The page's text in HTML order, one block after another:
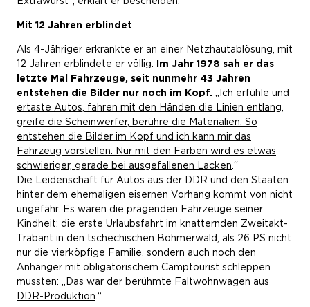
Mit 12 Jahren erblindet
Als 4-Jähriger erkrankte er an einer Netzhautablösung, mit
12 Jahren erblindete er völlig. Im Jahr 1978 sah er das
letzte Mal Fahrzeuge, seit nunmehr 43 Jahren
entstehen die Bilder nur noch im Kopf.
Ich erfühle und
ertaste Autos, fahren mit den Händen die Linien entlang,
greife die Scheinwerfer, berühre die Materialien. So
entstehen die Bilder im Kopf und ich kann mir das
Fahrzeug vorstellen. Nur mit den Farben wird es etwas
schwieriger, gerade bei ausgefallenen Lacken .“
Die Leidenschaft für Autos aus der DDR und den Staaten
hinter dem ehemaligen eisernen Vorhang kommt von nicht
ungefähr. Es waren die prägenden Fahrzeuge seiner
Kindheit: die erste Urlaubsfahrt im knatternden Zweitakt-
Trabant in den tschechischen Böhmerwald, als 26 PS nicht
nur die vierköpfige Familie, sondern auch noch den
Anhänger mit obligatorischem Camptourist schleppen
mussten: „ Das war der berühmte Faltwohnwagen aus
DDR-Produktion .“